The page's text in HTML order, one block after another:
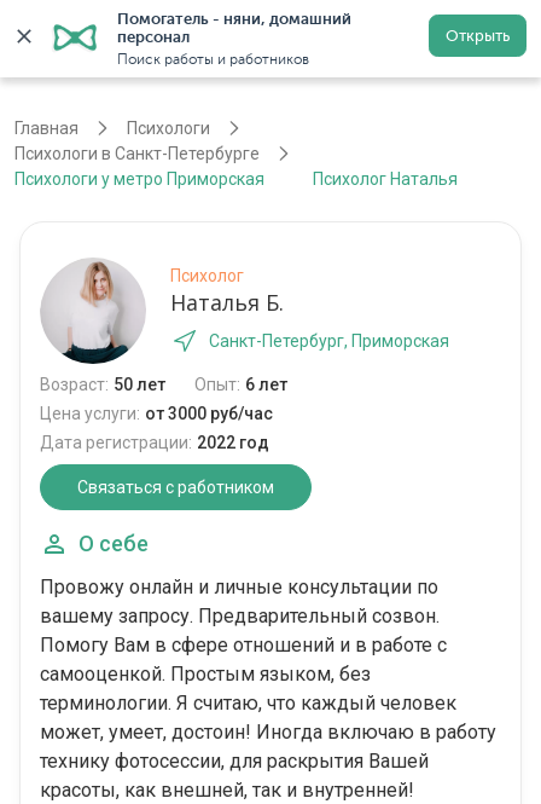
Помогатель - няни, домашний
персонал
Поиск работы и работников
Открыть
Санкт-Петербург Регистрация
Главная
Психологи
Психологи в Санкт-Петербурге
Психологи у метро Приморская
Психолог Наталья
Психолог
Наталья Б.
Санкт-Петербург, Приморская
Возраст: 50 лет Опыт: 6 лет
Цена услуги: от 3000 руб/час
Дата регистрации: 2022 год
Связаться с работником
О себе
Провожу онлайн и личные консультации по
вашему запросу. Предварительный созвон.
Помогу Вам в сфере отношений и в работе с
самооценкой. Простым языком, без
терминологии. Я считаю, что каждый человек
может, умеет, достоин! Иногда включаю в работу
технику фотосессии, для раскрытия Вашей
красоты, как внешней, так и внутренней!